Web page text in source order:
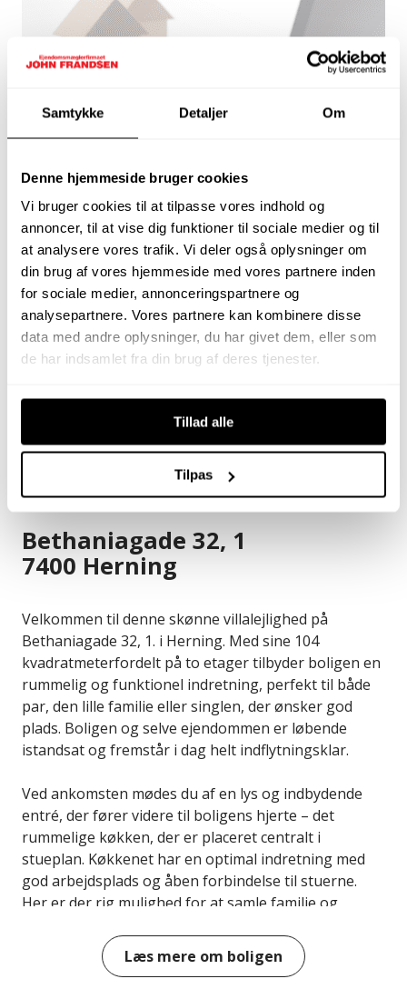
Samtykke Detaljer Om
Denne hjemmeside bruger cookies
Vi bruger cookies til at tilpasse vores indhold og
annoncer, til at vise dig funktioner til sociale medier og til
at analysere vores trafik. Vi deler også oplysninger om
din brug af vores hjemmeside med vores partnere inden
for sociale medier, annonceringspartnere og
analysepartnere. Vores partnere kan kombinere disse
data med andre oplysninger, du har givet dem, eller som
de har indsamlet fra din brug af deres tjenester.
Tillad alle
Tilpas
Bethaniagade 32, 1
7400 Herning
Velkommen til denne skønne villalejlighed på
Bethaniagade 32, 1. i Herning. Med sine 104
kvadratmeterfordelt på to etager tilbyder boligen en
rummelig og funktionel indretning, perfekt til både
par, den lille familie eller singlen, der ønsker god
plads. Boligen og selve ejendommen er løbende
istandsat og fremstår i dag helt indflytningsklar.
Ved ankomsten mødes du af en lys og indbydende
entré, der fører videre til boligens hjerte – det
rummelige køkken, der er placeret centralt i
stueplan. Køkkenet har en optimal indretning med
god arbejdsplads og åben forbindelse til stuerne.
Her er der rig mulighed for at samle familie og
Stueplan rummer desuden to rummelige, lyse stuer
Læs mere om boligen